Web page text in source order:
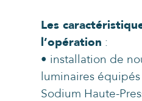
Les
l’opération :
• installation de
luminaires
Sodium Haute-